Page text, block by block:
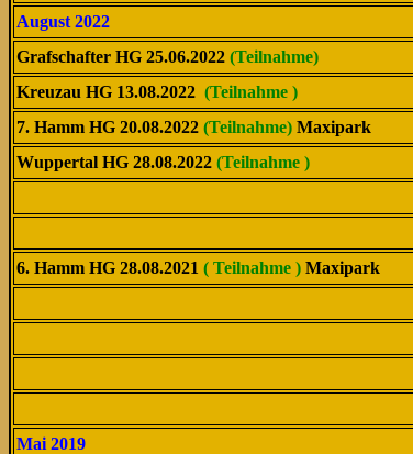
August 2022
Grafschafter HG 25.06.2022 (Teilnahme)
Kreuzau HG 13.08.2022 (Teilnahme )
7. Hamm HG 20.08.2022 (Teilnahme) Maxipark
Wuppertal HG 28.08.2022 (Teilnahme )
6. Hamm HG 28.08.2021 ( Teilnahme ) Maxipark
Mai 2019